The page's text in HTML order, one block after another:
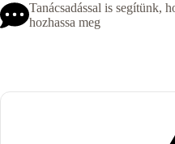
Tanácsadással is segítünk,
hozhassa meg